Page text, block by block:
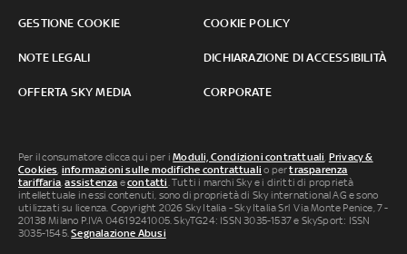
GESTIONE COOKIE COOKIE POLICY
NOTE LEGALI DICHIARAZIONE DI ACCESSIBILITÀ
OFFERTA SKY MEDIA CORPORATE
Per il consumatore clicca qui per iModuli, Condizioni contrattuali, Privacy &
Cookies, informazioni sulle modifiche contrattuali o pertrasparenza
tariffaria,assistenza econtatti. Tutti i marchi Sky e i diritti di proprietà
intellettuale in essi contenuti, sono di proprietà di Sky international AG e sono
utilizzati su licenza. Copyright 2026 Sky Italia - Sky Italia Srl Via Monte Penice, 7 -
20138 Milano P.IVA 04619241005. SkyTG24: ISSN 3035-1537 e SkySport: ISSN
3035-1545.Segnalazione Abusi